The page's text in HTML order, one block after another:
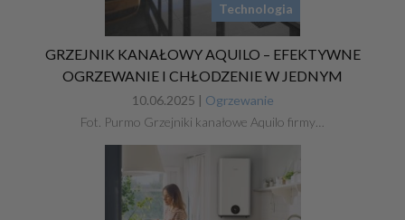
Technologia
GRZEJNIK KANAŁOWY AQUILO – EFEKTYWNE
OGRZEWANIE I CHŁODZENIE W JEDNYM
10.06.2025 | Ogrzewanie
Fot. Purmo Grzejniki kanałowe Aquilo firmy…